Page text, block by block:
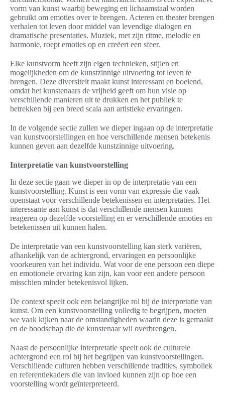
vorm van kunst waarbij beweging en lichaamstaal worden
gebruikt om emoties over te brengen. Acteren en theater brengen
verhalen tot leven door middel van levendige dialogen en
dramatische presentaties. Muziek, met zijn ritme, melodie en
harmonie, roept emoties op en creëert een sfeer.
Elke kunstvorm heeft zijn eigen technieken, stijlen en
mogelijkheden om de kunstzinnige uitvoering tot leven te
brengen. Deze diversiteit maakt kunst interessant en boeiend,
omdat het kunstenaars de vrijheid geeft om hun visie op
verschillende manieren uit te drukken en het publiek te
betrekken bij een breed scala aan artistieke ervaringen.
In de volgende sectie zullen we dieper ingaan op de interpretatie
van kunstvoorstellingen en hoe verschillende mensen betekenis
kunnen geven aan dezelfde kunstzinnige uitvoering.
Interpretatie van kunstvoorstelling
In deze sectie gaan we dieper in op de interpretatie van een
kunstvoorstelling. Kunst is een vorm van expressie die vaak
openstaat voor verschillende betekenissen en interpretaties. Het
interessante aan kunst is dat verschillende mensen kunnen
reageren op dezelfde voorstelling en er verschillende emoties en
betekenissen uit kunnen halen.
De interpretatie van een kunstvoorstelling kan sterk variëren,
afhankelijk van de achtergrond, ervaringen en persoonlijke
voorkeuren van het individu. Wat voor de ene persoon een diepe
en emotionele ervaring kan zijn, kan voor een andere persoon
misschien minder betekenisvol lijken.
De context speelt ook een belangrijke rol bij de interpretatie van
kunst. Om een kunstvoorstelling volledig te begrijpen, moeten
we vaak kijken naar de omstandigheden waarin deze is gemaakt
en de boodschap die de kunstenaar wil overbrengen.
Naast de persoonlijke interpretatie speelt ook de culturele
achtergrond een rol bij het begrijpen van kunstvoorstellingen.
Verschillende culturen hebben verschillende tradities, symboliek
en referentiekaders die van invloed kunnen zijn op hoe een
voorstelling wordt geïnterpreteerd.